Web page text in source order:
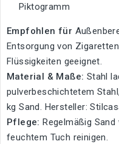
Piktogramm
Empfohlen für
Entsorgung von
Flüssigkeiten geeignet.
Material & Maße: Stahl
pulverbeschichtetem
kg Sand. Hersteller:
Pflege: Regelmäßig
feuchtem Tuch reinigen.